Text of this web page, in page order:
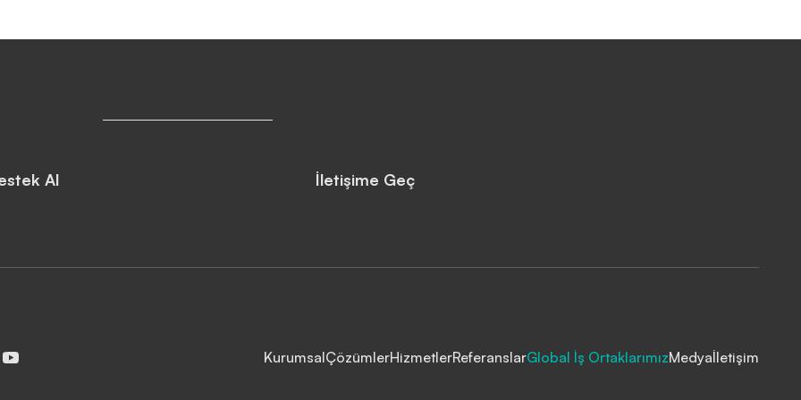
Al İletişime Geç
KurumsalÇözümlerHizmetlerReferanslarGlobal İş OrtaklarımızMedyaİletişim